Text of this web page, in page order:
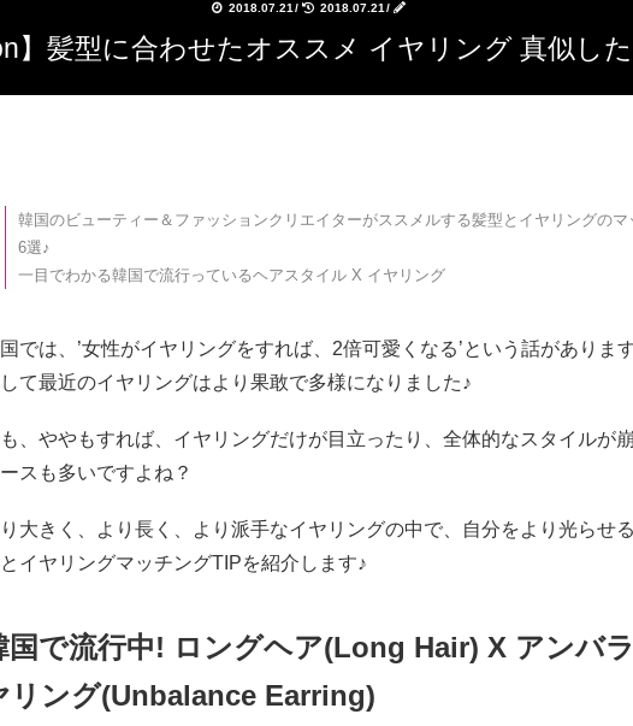
2018.07.21 / 2018.07.21 /
】髪型に合わせたオススメ イヤリング 真似し
韓国のビューティー＆ファッションクリエイターがススメルする髪型とイヤリングのマ
6選♪
一目でわかる韓国で流行っているヘアスタイル X イヤリング
では、’女性がイヤリングをすれば、2倍可愛くなる’という話がありま
て最近のイヤリングはより果敢で多様になりました♪
、ややもすれば、イヤリングだけが目立ったり、全体的なスタイルが
スも多いですよね？
大きく、より長く、より派手なイヤリングの中で、自分をより光らせ
イヤリングマッチングTIPを紹介します♪
国で流行中! ロングヘア(Long Hair) X アンバ
リング(Unbalance Earring)